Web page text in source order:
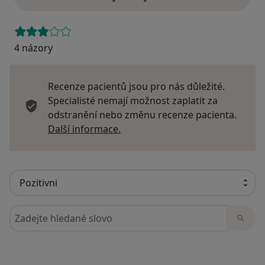
4 názory
Recenze pacientů jsou pro nás důležité.
Specialisté nemají možnost zaplatit za
odstranění nebo změnu recenze pacienta.
Další informace.
Hledejte v názorech